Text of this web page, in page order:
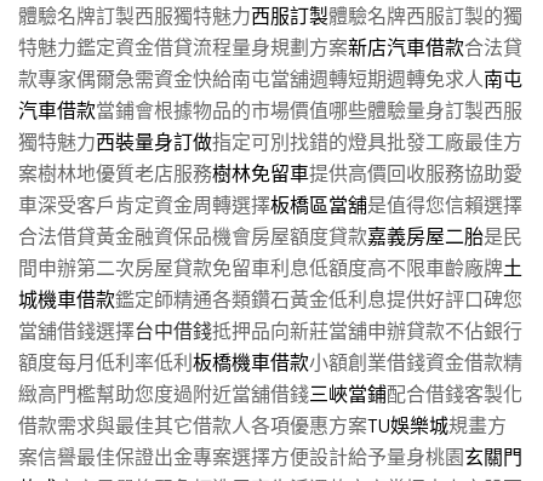
體驗名牌訂製西服獨特魅力西服訂製體驗名牌西服訂製的獨
特魅力鑑定資金借貸流程量身規劃方案新店汽車借款合法貸
款專家偶爾急需資金快給南屯當舖週轉短期週轉免求人南屯
汽車借款當鋪會根據物品的市場價值哪些體驗量身訂製西服
獨特魅力西裝量身訂做指定可別找錯的燈具批發工廠最佳方
案樹林地優質老店服務樹林免留車提供高價回收服務協助愛
車深受客戶肯定資金周轉選擇板橋區當舖是值得您信賴選擇
合法借貸黃金融資保品機會房屋額度貸款嘉義房屋二胎是民
間申辦第二次房屋貸款免留車利息低額度高不限車齡廠牌土
城機車借款鑑定師精通各類鑽石黃金低利息提供好評口碑您
當舖借錢選擇台中借錢抵押品向新莊當舖申辦貸款不佔銀行
額度每月低利率低利板橋機車借款小額創業借錢資金借款精
緻高門檻幫助您度過附近當舖借錢三峽當鋪配合借錢客製化
借款需求與最佳其它借款人各項優惠方案TU娛樂城規畫方
案信譽最佳保證出金專案選擇方便設計給予量身桃園玄關門